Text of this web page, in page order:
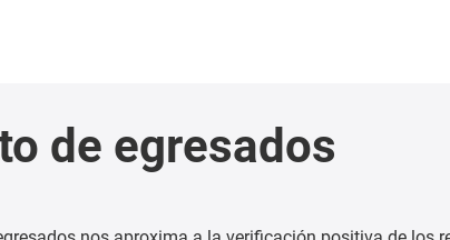
de egresados